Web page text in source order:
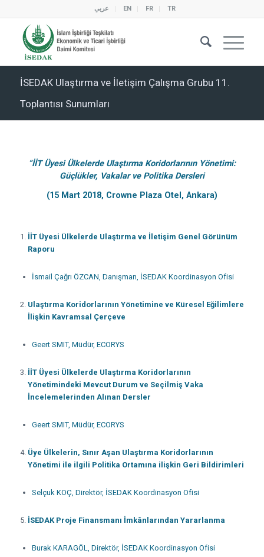
عربي EN FR TR
İSEDAK Ulaştırma ve İletişim Çalışma Grubu 11.
Toplantısı Sunumları
“İİT Üyesi Ülkelerde Ulaştırma Koridorlarının Yönetimi:
Güçlükler, Vakalar ve Politika Dersleri
(15 Mart 2018, Crowne Plaza Otel, Ankara)
İİT Üyesi Ülkelerde Ulaştırma ve İletişim Genel Görünüm
Raporu
İsmail Çağrı ÖZCAN, Danışman, İSEDAK Koordinasyon Ofisi
Ulaştırma Koridorlarının Yönetimine ve Küresel Eğilimlere
İlişkin Kavramsal Çerçeve
Geert SMIT, Müdür, ECORYS
İİT Üyesi Ülkelerde Ulaştırma Koridorlarının
Yönetimindeki Mevcut Durum ve Seçilmiş Vaka
İncelemelerinden Alınan Dersler
Geert SMIT, Müdür, ECORYS
Üye Ülkelerin, Sınır Aşan Ulaştırma Koridorlarının
Yönetimi ile ilgili Politika Ortamına ilişkin Geri Bildirimleri
Selçuk KOÇ, Direktör, İSEDAK Koordinasyon Ofisi
İSEDAK Proje Finansmanı İmkânlarından Yararlanma
Burak KARAGÖL, Direktör, İSEDAK Koordinasyon Ofisi